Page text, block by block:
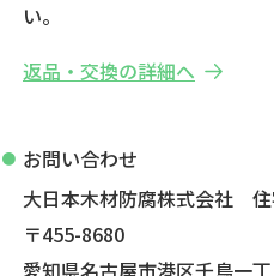
い。
返品・交換の詳細へ
お問い合わせ
大日本木材防腐株式会社
〒455-8680